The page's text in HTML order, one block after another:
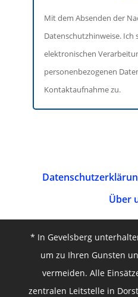
Mit dem Absenden der
Datenschutzhinweise. Ich
elektronischen
personenbezogenen
Kontaktaufnahme zu.
Über
* In Gevelsberg
um zu Ihren Gunsten
vermeiden. Alle
zentralen Leitstelle in